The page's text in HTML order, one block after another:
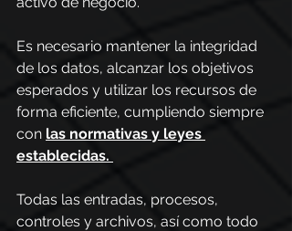
Es necesario mantener la integridad
de los datos, alcanzar los objetivos
esperados y utilizar los recursos de
forma eficiente, cumpliendo siempre
con las normativas y leyes
establecidas.
Todas las entradas, procesos,
controles y archivos, así como todo